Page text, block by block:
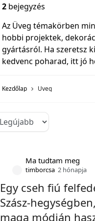
2 bejegyzés
Az Üveg témakörben
hobbi projektek,
gyártásról. Ha szeretsz
kedvenc poharad, itt jó
Kezdőlap Üveg
Ma tudtam meg
timborcsa 2 hónapja
Egy cseh fiú
Szász-
maga módján